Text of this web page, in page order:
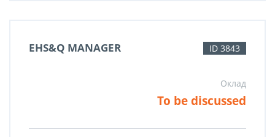
EHS&Q MANAGER ID 3843
Оклад
To be discussed